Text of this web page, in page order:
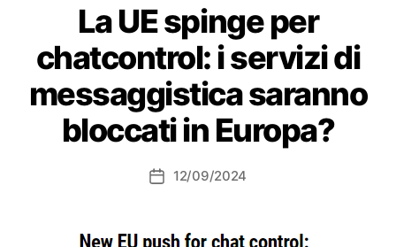
La UE spinge per
chatcontrol: i servizi di
messaggistica saranno
bloccati in Europa?
Data12/09/2024